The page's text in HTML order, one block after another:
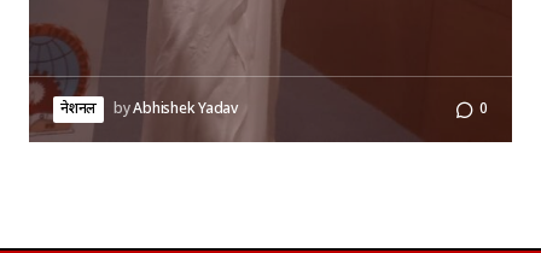
नेशनल byAbhishek Yadav 0